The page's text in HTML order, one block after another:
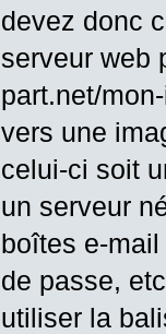
devez donc
serveur web
part.net/
vers une
celui-ci soit
un serveur
boîtes e-
de passe,
utiliser la